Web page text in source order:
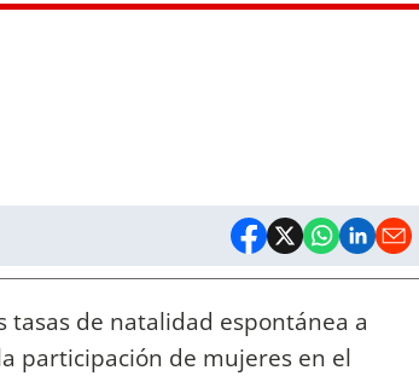
de natalidad espontánea a
participación de mujeres en el